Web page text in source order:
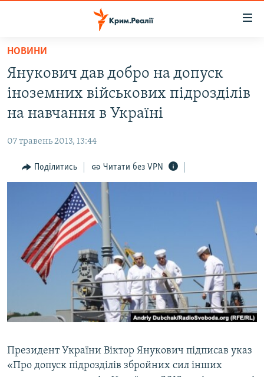
Перейти
основного
матеріалу
до
основної
навігації
Перейти
до
ВОДА.КРИМ
БЛОГИ
ПОГЛЯД
ВСЕ ЗА ДЕНЬ
СПЕЦПРОЕКТИ
ДЕПОРТАЦІЯ
ВІДЕОУРОКИ «ELIFBE»
СВІДЧЕННЯ ОКУПАЦІЇ
УКРАЇНСЬКА ПРОБЛЕМА КРИМУ
ЯК ОБІЙТИ БЛОКУВАННЯ
Русский
НОВИНИ
Янукович дав добро на допуск
іноземних військових підрозділів
на навчання в Україні
07 травень 2013, 13:44
Поділитись Читати без VPN
Президент України Віктор Янукович підписав указ
«Про допуск підрозділів збройних сил інших